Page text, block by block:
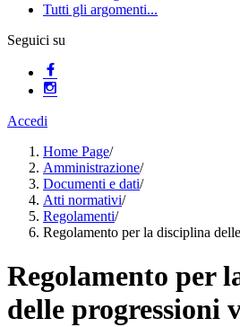
Tutti gli argomenti...
Seguici su
Accedi
Home Page/
Amministrazione/
Documenti e dati/
Atti normativi/
Regolamenti/
Regolamento per la disciplina
Regolamento per
delle progressioni